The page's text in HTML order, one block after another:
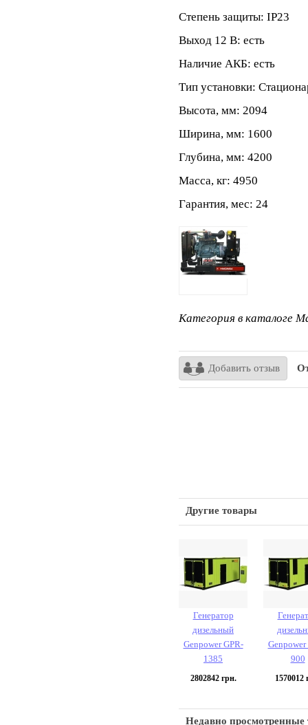
Степень защиты: IP23
Выход 12 В: есть
Наличие АКБ: есть
Тип установки:
Высота, мм: 2094
Ширина, мм: 1600
Глубина, мм: 4200
Масса, кг: 4950
Гарантия, мес: 24
Категория в каталоге
Добавить отзыв
Другие товары
Генератор
дизельный
Genpower GPR-
1385
2802842грн.
Genpower
900
1570012
Недавно просмотренные